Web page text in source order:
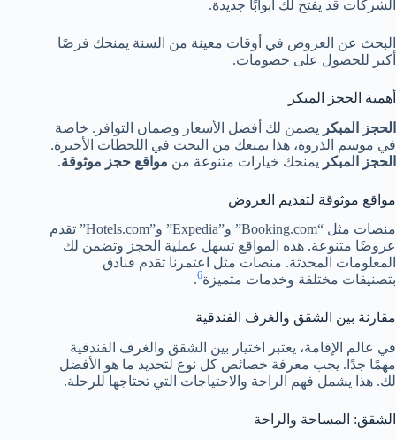
الشركات قد يفتح لك أبوابًا جديدة.
البحث عن العروض في أوقات معينة من السنة يمنحك فرصًا
أكبر للحصول على خصومات.
أهمية الحجز المبكر
الحجز المبكر يضمن لك أفضل الأسعار وضمان التوافر. خاصة
في موسم الذروة، هذا يمنعك من البحث في اللحظات الأخيرة.
الحجز المبكر يمنحك خيارات متنوعة من مواقع حجز موثوقة.
مواقع موثوقة لتقديم العروض
منصات مثل “Booking.com” و”Expedia” و”Hotels.com” تقدم
عروضًا متنوعة. هذه المواقع تسهل عملية الحجز وتضمن لك
المعلومات المحدثة. منصات مثل اعتمرنا تقدم فنادق
بتصنيفات مختلفة وخدمات متميزة6
.
مقارنة بين الشقق والغرف الفندقية
في عالم الإقامة، يعتبر اختيار بين الشقق والغرف الفندقية
مهمًا جدًا. يجب معرفة خصائص كل نوع لتحديد ما هو الأفضل
لك. هذا يشمل فهم الراحة والاحتياجات التي تحتاجها للرحلة.
الشقق: المساحة والراحة